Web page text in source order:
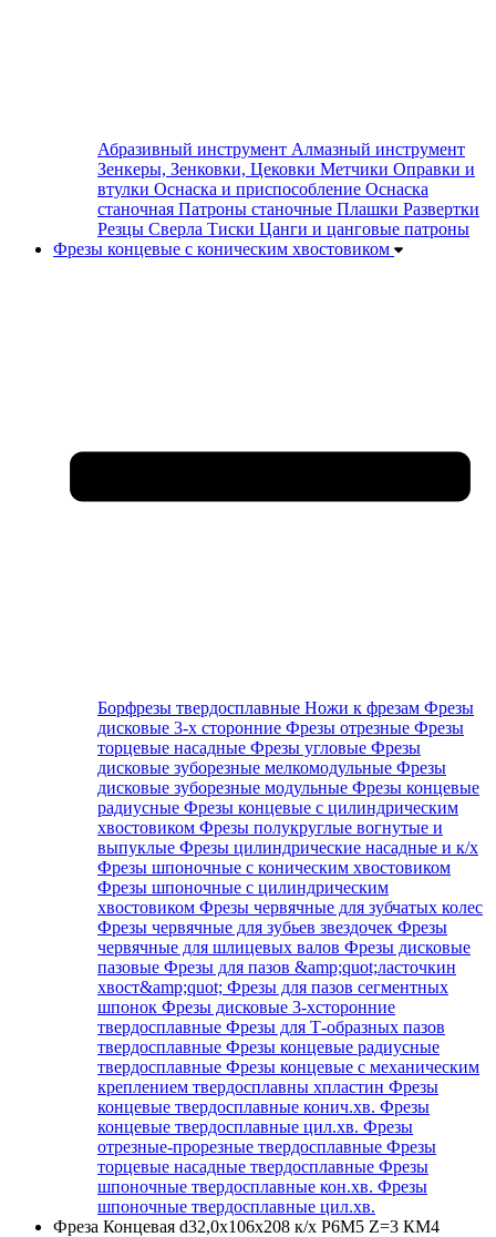
Абразивный инструмент Алмазный инструмент
Зенкеры, Зенковки, Цековки Метчики Оправки и
втулки Оснаска и приспособление Оснаска
станочная Патроны станочные Плашки Развертки
Резцы Сверла Тиски Цанги и цанговые патроны
Фрезы концевые с коническим хвостовиком
Борфрезы твердосплавные Ножи к фрезам Фрезы
дисковые 3-х сторонние Фрезы отрезные Фрезы
торцевые насадные Фрезы угловые Фрезы
дисковые зуборезные мелкомодульные Фрезы
дисковые зуборезные модульные Фрезы концевые
радиусные Фрезы концевые с цилиндрическим
хвостовиком Фрезы полукруглые вогнутые и
выпуклые Фрезы цилиндрические насадные и к/х
Фрезы шпоночные с коническим хвостовиком
Фрезы шпоночные с цилиндрическим
хвостовиком Фрезы червячные для зубчатых колес
Фрезы червячные для зубьев звездочек Фрезы
червячные для шлицевых валов Фрезы дисковые
пазовые Фрезы для пазов &amp;quot;ласточкин
хвост&amp;quot; Фрезы для пазов сегментных
шпонок Фрезы дисковые 3-хсторонние
твердосплавные Фрезы для Т-образных пазов
твердосплавные Фрезы концевые радиусные
твердосплавные Фрезы концевые с механическим
креплением твердосплавны хпластин Фрезы
концевые твердосплавные конич.хв. Фрезы
концевые твердосплавные цил.хв. Фрезы
отрезные-прорезные твердосплавные Фрезы
торцевые насадные твердосплавные Фрезы
шпоночные твердосплавные кон.хв. Фрезы
шпоночные твердосплавные цил.хв.
Фреза Концевая d32,0х106х208 к/х Р6М5 Z=3 КМ4